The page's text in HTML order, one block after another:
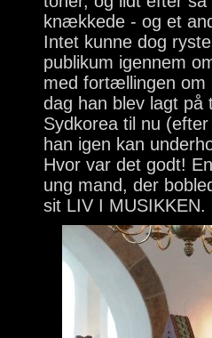
knækkede - og et
Intet kunne dog
publikum igennem
med fortællingen om
dag han blev lagt på
Sydkorea til nu
han igen kan
Hvor var det godt!
ung mand, der
sit LIV I MUSIKKEN.